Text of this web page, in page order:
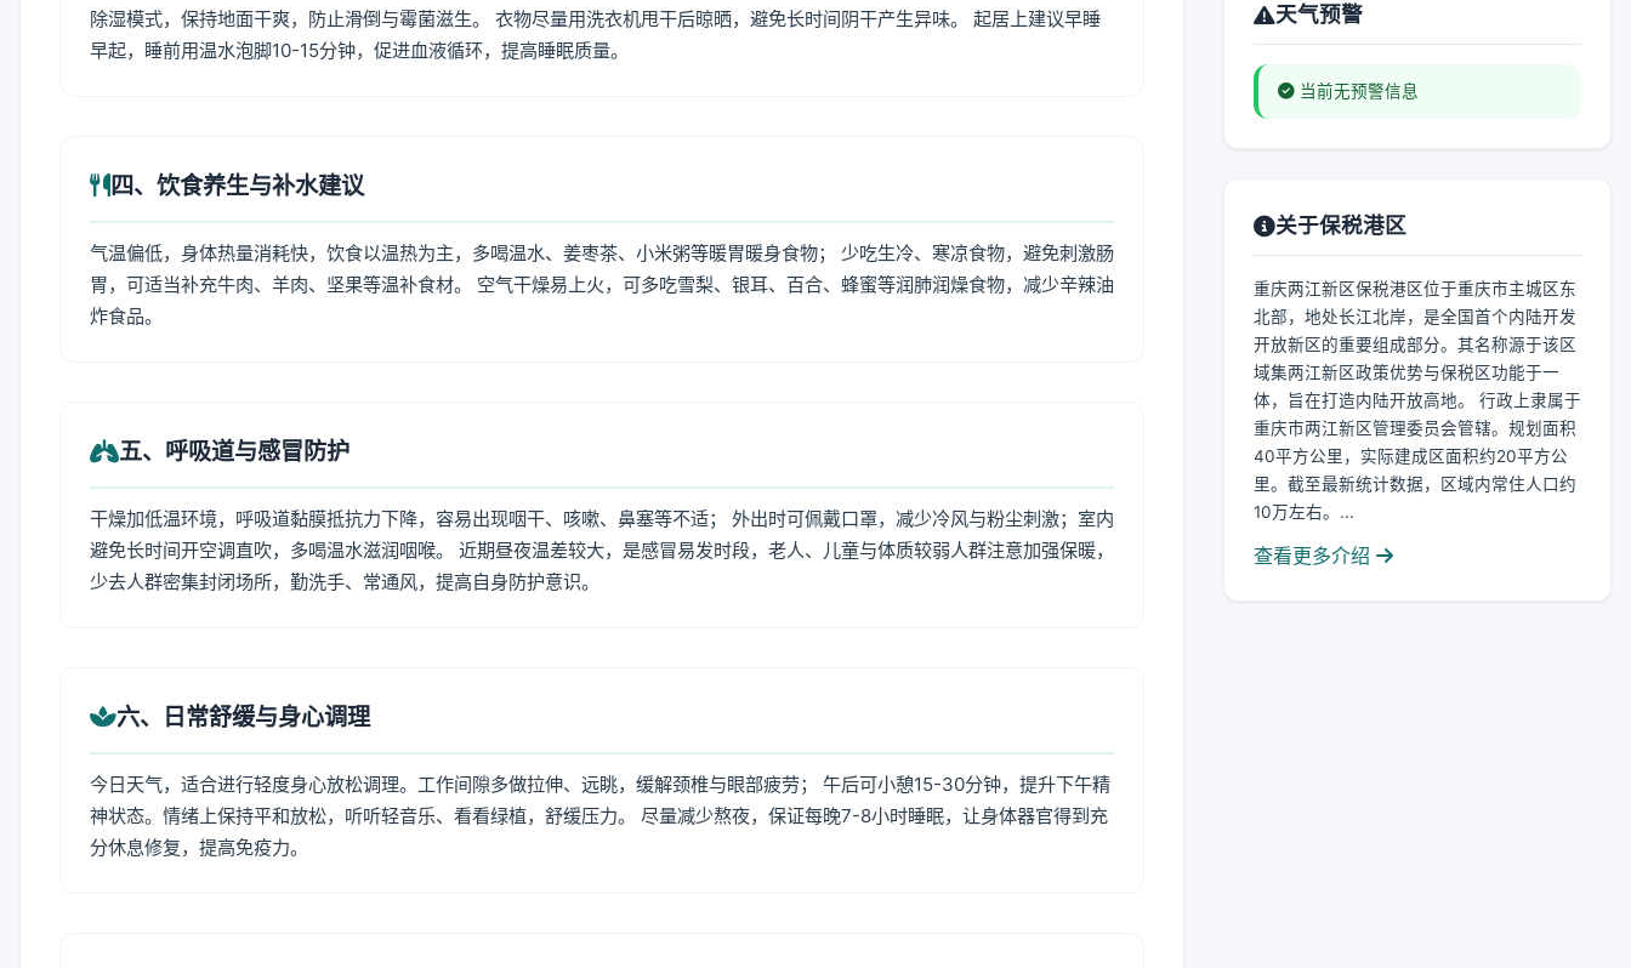
除湿模式，保持地面干爽，防止滑倒与霉菌滋生。 衣物尽量用洗衣机甩干后晾晒，避免长时间阴干产生异味。 起居上建议早睡
早起，睡前用温水泡脚10-15分钟，促进血液循环，提高睡眠质量。
四、饮食养生与补水建议
气温偏低，身体热量消耗快，饮食以温热为主，多喝温水、姜枣茶、小米粥等暖胃暖身食物； 少吃生冷、寒凉食物，避免刺激肠
胃，可适当补充牛肉、羊肉、坚果等温补食材。 空气干燥易上火，可多吃雪梨、银耳、百合、蜂蜜等润肺润燥食物，减少辛辣油
炸食品。
五、呼吸道与感冒防护
干燥加低温环境，呼吸道黏膜抵抗力下降，容易出现咽干、咳嗽、鼻塞等不适； 外出时可佩戴口罩，减少冷风与粉尘刺激；室内
避免长时间开空调直吹，多喝温水滋润咽喉。 近期昼夜温差较大，是感冒易发时段，老人、儿童与体质较弱人群注意加强保暖，
少去人群密集封闭场所，勤洗手、常通风，提高自身防护意识。
六、日常舒缓与身心调理
今日天气，适合进行轻度身心放松调理。工作间隙多做拉伸、远眺，缓解颈椎与眼部疲劳； 午后可小憩15-30分钟，提升下午精
神状态。情绪上保持平和放松，听听轻音乐、看看绿植，舒缓压力。 尽量减少熬夜，保证每晚7-8小时睡眠，让身体器官得到充
分休息修复，提高免疫力。
天气预警
当前无预警信息
关于保税港区
重庆两江新区保税港区位于重庆市主城区东
北部，地处长江北岸，是全国首个内陆开发
开放新区的重要组成部分。其名称源于该区
域集两江新区政策优势与保税区功能于一
体，旨在打造内陆开放高地。 行政上隶属于
重庆市两江新区管理委员会管辖。规划面积
40平方公里，实际建成区面积约20平方公
里。截至最新统计数据，区域内常住人口约
10万左右。...
查看更多介绍